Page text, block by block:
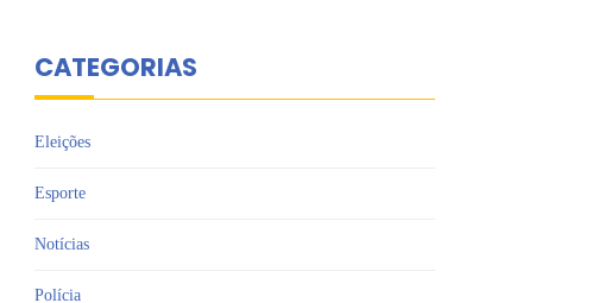
CATEGORIAS
Eleições
Esporte
Notícias
Polícia